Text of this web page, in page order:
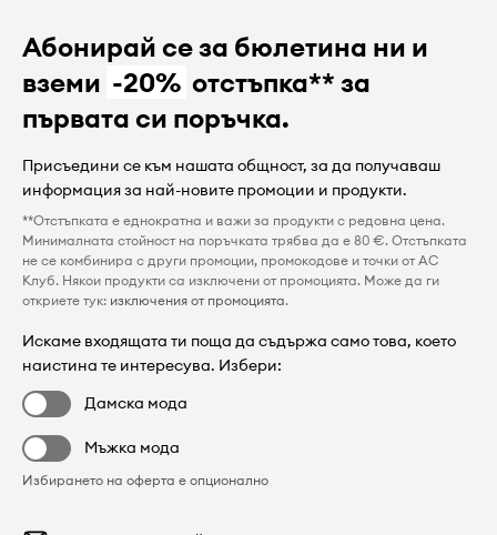
Абонирай се за бюлетина ни и
вземи -20% отстъпка** за
първата си поръчка.
Присъедини се към нашата общност, за да получаваш
информация за най-новите промоции и продукти.
**Отстъпката е еднократна и важи за продукти с редовна цена.
Минималната стойност на поръчката трябва да е 80 €. Отстъпката
не се комбинира с други промоции, промокодове и точки от AC
Клуб. Някои продукти са изключени от промоцията. Може да ги
откриете тук: изключения от промоцията.
Искаме входящата ти поща да съдържа само това, което
наистина те интересува. Избери:
Дамска мода
Мъжка мода
Избирането на оферта е опционално